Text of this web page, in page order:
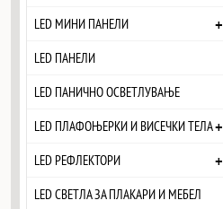
LED МИНИ ПАНЕЛИ
+
LED ПАНЕЛИ
LED ПАНИЧНО ОСВЕТЛУВАЊЕ
LED ПЛАФОЊЕРКИ И ВИСЕЧКИ ТЕЛА+
LED РЕФЛЕКТОРИ +
LED СВЕТЛА ЗА ПЛАКАРИ И МЕБЕЛ